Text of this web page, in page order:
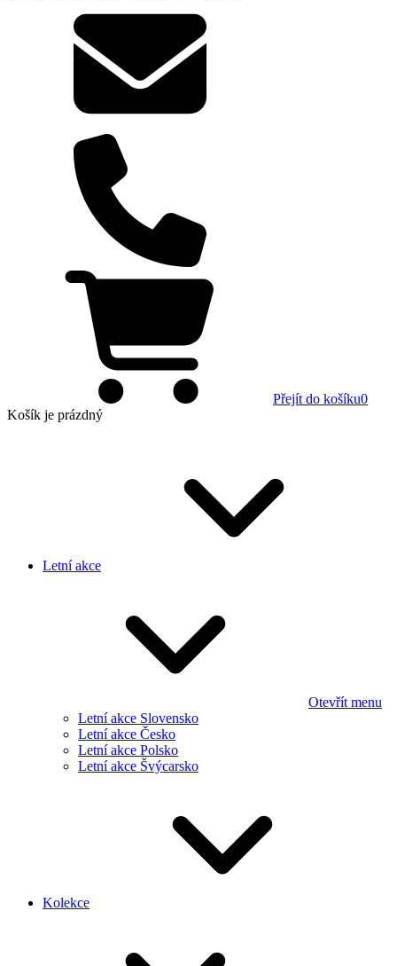
Přejít do košíku0
Košík je prázdný
Letní akce
Otevřít menu
Letní akce Slovensko
Letní akce Česko
Letní akce Polsko
Letní akce Švýcarsko
Kolekce